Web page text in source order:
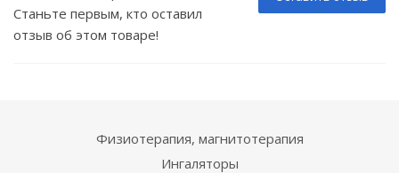
Станьте первым, кто оставил
отзыв об этом товаре!
Физиотерапия, магнитотерапия
Ингаляторы